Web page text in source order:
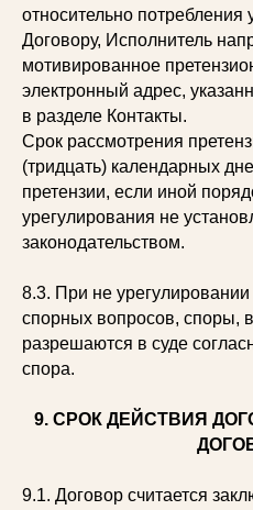
относительно потребления
Договору, Исполнитель
мотивированное
электронный адрес,
в разделе Контакты.
Срок рассмотрения
(тридцать) календарных
претензии, если иной
урегулирования не
законодательством.
8.3. При не
спорных вопросов, споры,
разрешаются в суде
спора.
9. СРОК ДЕЙСТВИЯ
9.1. Договор считается